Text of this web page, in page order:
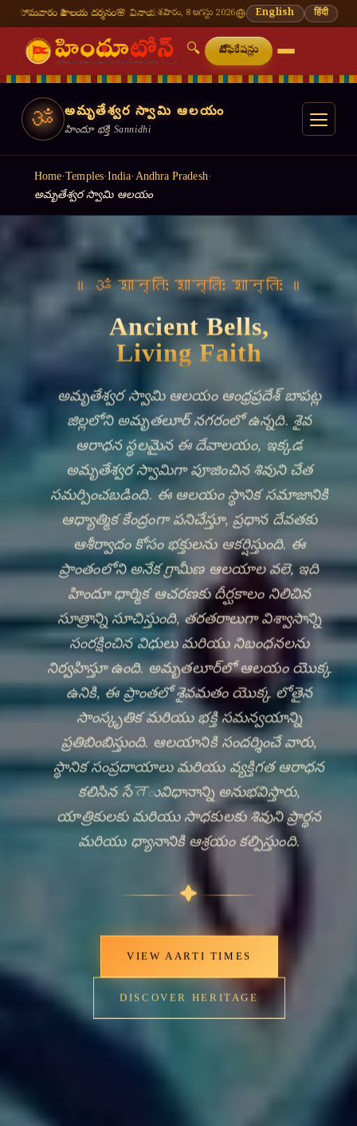
🌸 వినాయక చవితి — భాద్రపద శుద్ధ చవితి⛩ తిరుమల తిరుపతి — నేటి దర్శన సమయాలు
శనివారం, 8 ఆగస్టు 2026 English हिंदी
🔍
🔍
నోటిఫికేషన్లు
ॐ అమృతేశ్వర స్వామి ఆలయం
హిందూ భక్తి Sannidhi
Home·Temples·India· Andhra Pradesh·
అమృతేశ్వర స్వామి ఆలయం
॥ ॐ शान्तिः शान्तिः शान्तिः ॥
Ancient Bells,
Living Faith
అమృతేశ్వర స్వామి ఆలయం ఆంధ్రప్రదేశ్ బాపట్ల
జిల్లలోని అమృతలూర్ నగరంలో ఉన్నది. శైవ
ఆరాధన స్థలమైన ఈ దేవాలయం, ఇక్కడ
అమృతేశ్వర స్వామిగా పూజించిన శివుని చేత
సమర్పించబడింది. ఈ ఆలయం స్థానిక సమాజానికి
ఆధ్యాత్మిక కేంద్రంగా పనిచేస్తూ, ప్రధాన దేవతకు
ఆశీర్వాదం కోసం భక్తులను ఆకర్షిస్తుంది. ఈ
ప్రాంతంలోని అనేక గ్రామీణ ఆలయాల వలె, ఇది
హిందూ ధార్మిక ఆచరణకు దీర్ఘకాలం నిలిచిన
సూత్రాన్ని సూచిస్తుంది, తరతరాలుగా విశ్వాసాన్ని
సంరక్షించిన విధులు మరియు నిబంధనలను
నిర్వహిస్తూ ఉంది. అమృతలూర్‌లో ఆలయం యొక్క
ఉనికి, ఈ ప్రాంతలో శైవమతం యొక్క లోతైన
సాంస్కృతిక మరియు భక్తి సమన్వయాన్ని
ప్రతిబింబిస్తుంది. ఆలయానికి సందర్శించే వారు,
స్థానిక సంప్రదాయాలు మరియు వ్యక్తిగత ఆరాధన
కలిసిన సేतువిధానాన్ని అనుభవిస్తారు,
యాత్రికులకు మరియు సాధకులకు శివుని ప్రార్థన
మరియు ధ్యానానికి ఆశ్రయం కల్పిస్తుంది.
✦
VIEW AARTI TIMES
DISCOVER HERITAGE